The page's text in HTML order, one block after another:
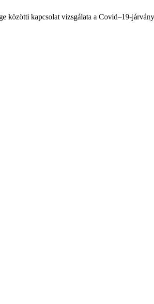
közötti kapcsolat vizsgálata a Covid–19-